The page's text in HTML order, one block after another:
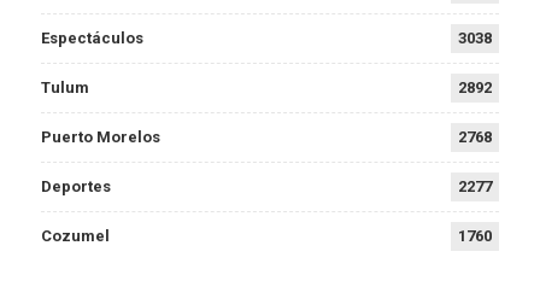
Espectáculos 3038
Tulum 2892
Puerto Morelos 2768
Deportes 2277
Cozumel 1760